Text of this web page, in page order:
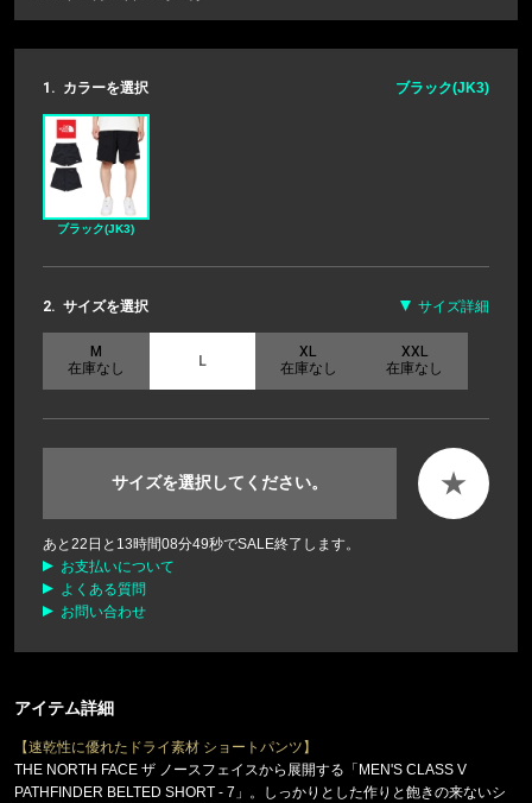
1. カラーを選択 ブラック(JK3)
ブラック(JK3)
2. サイズを選択 サイズ詳細
M
在庫なし L XL
在庫なし
XXL
在庫なし
サイズを選択してください。 ★
あと 22 日と 13時間08分48秒でSALE終了します。
お支払いについて
よくある質問
お問い合わせ
アイテム詳細
【速乾性に優れたドライ素材 ショートパンツ】
THE NORTH FACE ザ ノースフェイスから展開する「MEN'S CLASS V
PATHFINDER BELTED SHORT - 7」。しっかりとした作りと飽きの来ないシ